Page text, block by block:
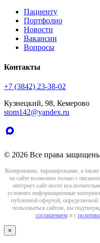
Пациенту
Портфолио
Новости
Вакансии
Вопросы
Контакты
+7 (3842) 23-38-02
Кузнецкий, 98, Кемерово
stom142@yandex.ru
© 2026 Все права
Копирование, тиражирование, а
на сайте возможно только с
интернет-сайт носит
условиях информационные
публичной офертой,
пользоваться сайтом, вы
соглашением и с
×